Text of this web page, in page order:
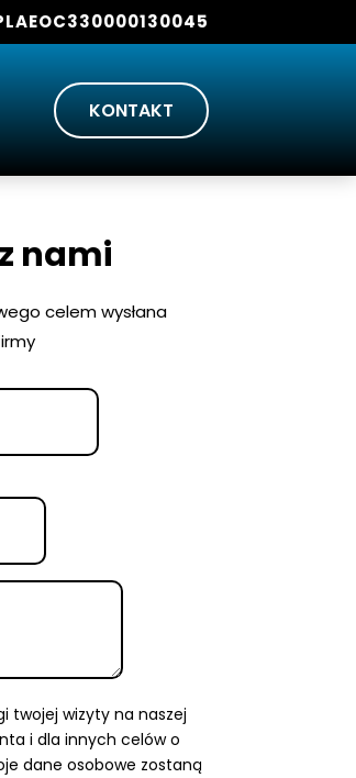
KONTAKT
nami
celem wysłana
twojej wizyty na naszej
i dla innych celów o
dane osobowe zostaną